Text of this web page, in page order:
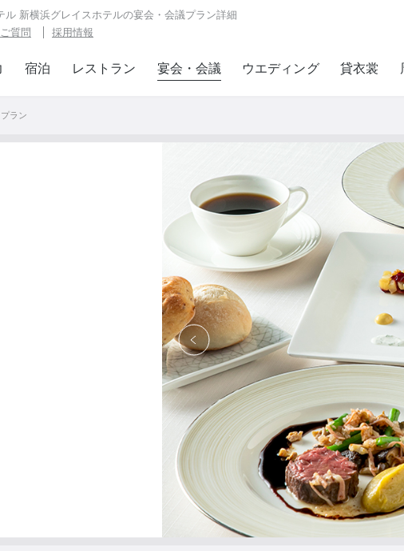
宿泊 レストラン 宴会・会議 ウエディング 貸衣裳
ル 新横浜グレイスホテルの宴会・会議プラン詳細
質問 採用情報
ラン
045-474-9515